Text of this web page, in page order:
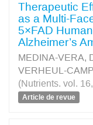
Therapeutic
as a Multi-
5×FAD
Alzheimer’s
MEDINA-VERA,
VERHEUL-
(Nutrients. vol.
Article de revue